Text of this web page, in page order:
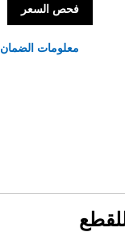
فحص السعر
معلومات الضمان